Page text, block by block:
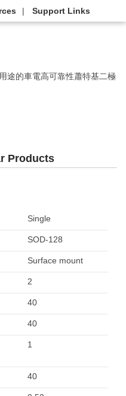
Support Links
途的車電高可靠性蕭特基二極
Products
Single
SOD-128
Surface mount
2
40
40
1
40